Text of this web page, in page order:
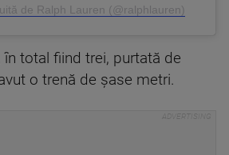
de Ralph Lauren (@ralphlauren)
în total fiind trei, purtată de
o trenă de șase metri.